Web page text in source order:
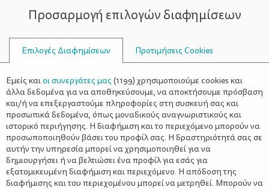
ΣΥΜΒΟΥΛΟΙ
ΑΣΤΥΝΟΜΊΑ
Προσαρμογή επιλογών διαφημίσεων
Επιλογές Διαφημίσεων Προτιμήσεις Cookies
Εμείς καιοι συνεργάτες μας (1199) χρησιμοποιούμε cookies και
άλλα δεδομένα για να αποθηκεύσουμε, να αποκτήσουμε πρόσβαση
και/ή να επεξεργαστούμε πληροφορίες στη συσκευή σας και
προσωπικά δεδομένα, όπως μοναδικούς αναγνωριστικούς και
ιστορικό περιήγησης. Η διαφήμιση και το περιεχόμενο μπορούν να
προσωποποιηθούν βάσει του προφίλ σας. Η δραστηριότητά σας σε
αυτήν την υπηρεσία μπορεί να χρησιμοποιηθεί για να
δημιουργήσει ή να βελτιώσει ένα προφίλ για εσάς για
εξατομικευμένη διαφήμιση και περιεχόμενο. Η απόδοση της
διαφήμισης και του περιεχομένου μπορεί να μετρηθεί. Μπορούν να